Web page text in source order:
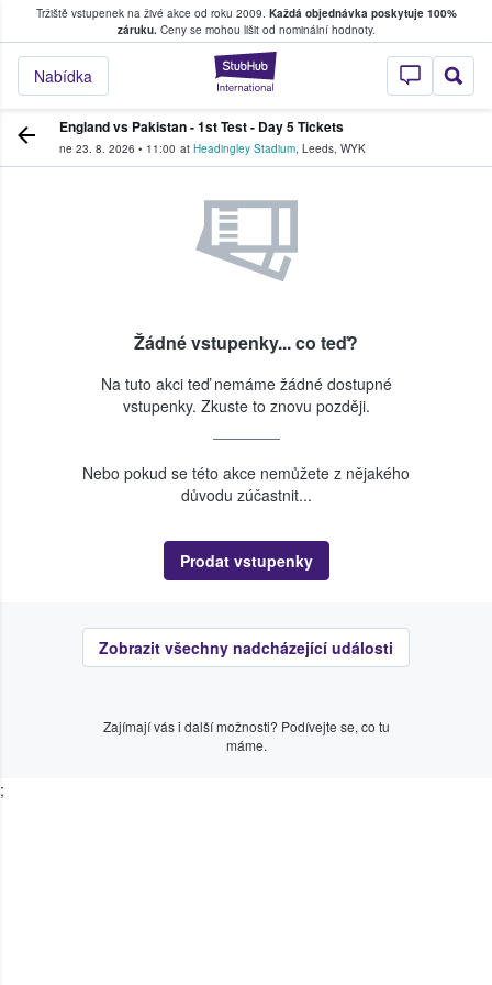
Tržiště vstupenek na živé akce od roku 2009. Každá objednávka poskytuje 100%
záruku.Ceny se mohou lišit od nominální hodnoty.
StubHub –
Nabídka
kde fanoušci kupují a prodávají vstupenky
England vs Pakistan - 1st Test - Day 5 Tickets
ne 23. 8. 2026 • 11:00 at Headingley Stadium, Leeds, WYK
Žádné vstupenky... co teď?
Na tuto akci teď nemáme žádné dostupné
vstupenky. Zkuste to znovu později.
Nebo pokud se této akce nemůžete z nějakého
důvodu zúčastnit...
Prodat vstupenky
Zobrazit všechny nadcházející události
Zajímají vás i další možnosti? Podívejte se, co tu
máme.
;